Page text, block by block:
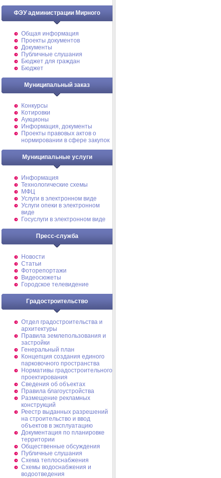
ФЭУ администрации Мирного
Общая информация
Проекты документов
Документы
Публичные слушания
Бюджет для граждан
Бюджет
Муниципальный заказ
Конкурсы
Котировки
Аукционы
Информация, документы
Проекты правовых актов о
нормировании в сфере закупок
Муниципальные услуги
Информация
Технологические схемы
МФЦ
Услуги в электронном виде
Услуги опеки в электронном
виде
Госуслуги в электронном виде
Пресс-служба
Новости
Статьи
Фоторепортажи
Видеосюжеты
Городское телевидение
Градостроительство
Отдел градостроительства и
архитектуры
Правила землепользования и
застройки
Генеральный план
Концепция создания единого
парковочного пространства
Нормативы градостроительного
проектирования
Сведения об объектах
Правила благоустройства
Размещение рекламных
конструкций
Реестр выданных разрешений
на строительство и ввод
объектов в эксплуатацию
Документация по планировке
территории
Общественные обсуждения
Публичные слушания
Схема теплоснабжения
Схемы водоснабжения и
водоотведения